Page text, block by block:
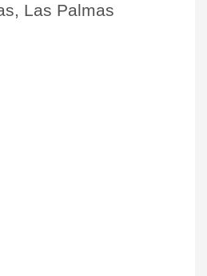
Las Palmas